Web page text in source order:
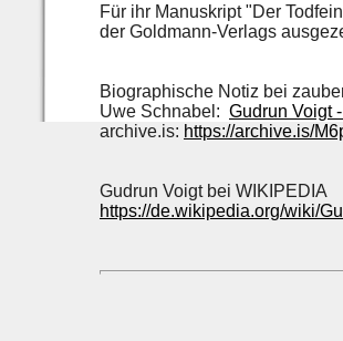
Für ihr Manuskript "Der
der Goldmann-Verlags
Biographische Notiz bei
Uwe Schnabel: Gudrun Voigt
archive.is: https://archive.is/
Gudrun Voigt bei WIKIPEDIA
https://de.wikipedia.org/wiki/